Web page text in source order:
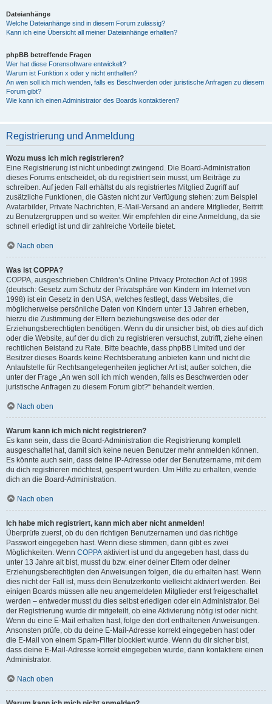
Dateianhänge
Welche Dateianhänge sind in diesem Forum zulässig?
Kann ich eine Übersicht all meiner Dateianhänge erhalten?
phpBB betreffende Fragen
Wer hat diese Forensoftware entwickelt?
Warum ist Funktion x oder y nicht enthalten?
An wen soll ich mich wenden, falls es Beschwerden oder juristische Anfragen zu diesem
Forum gibt?
Wie kann ich einen Administrator des Boards kontaktieren?
Registrierung und Anmeldung
Wozu muss ich mich registrieren?
Eine Registrierung ist nicht unbedingt zwingend. Die Board-Administration
dieses Forums entscheidet, ob du registriert sein musst, um Beiträge zu
schreiben. Auf jeden Fall erhältst du als registriertes Mitglied Zugriff auf
zusätzliche Funktionen, die Gästen nicht zur Verfügung stehen: zum Beispiel
Avatarbilder, Private Nachrichten, E-Mail-Versand an andere Mitglieder, Beitritt
zu Benutzergruppen und so weiter. Wir empfehlen dir eine Anmeldung, da sie
schnell erledigt ist und dir zahlreiche Vorteile bietet.
Nach oben
Was ist COPPA?
COPPA, ausgeschrieben Children’s Online Privacy Protection Act of 1998
(deutsch: Gesetz zum Schutz der Privatsphäre von Kindern im Internet von
1998) ist ein Gesetz in den USA, welches festlegt, dass Websites, die
möglicherweise persönliche Daten von Kindern unter 13 Jahren erheben,
hierzu die Zustimmung der Eltern beziehungsweise des oder der
Erziehungsberechtigten benötigen. Wenn du dir unsicher bist, ob dies auf dich
oder die Website, auf der du dich zu registrieren versuchst, zutrifft, ziehe einen
rechtlichen Beistand zu Rate. Bitte beachte, dass phpBB Limited und der
Besitzer dieses Boards keine Rechtsberatung anbieten kann und nicht die
Anlaufstelle für Rechtsangelegenheiten jeglicher Art ist; außer solchen, die
unter der Frage „An wen soll ich mich wenden, falls es Beschwerden oder
juristische Anfragen zu diesem Forum gibt?“ behandelt werden.
Nach oben
Warum kann ich mich nicht registrieren?
Es kann sein, dass die Board-Administration die Registrierung komplett
ausgeschaltet hat, damit sich keine neuen Benutzer mehr anmelden können.
Es könnte auch sein, dass deine IP-Adresse oder der Benutzername, mit dem
du dich registrieren möchtest, gesperrt wurden. Um Hilfe zu erhalten, wende
dich an die Board-Administration.
Nach oben
Ich habe mich registriert, kann mich aber nicht anmelden!
Überprüfe zuerst, ob du den richtigen Benutzernamen und das richtige
Passwort eingegeben hast. Wenn diese stimmen, dann gibt es zwei
Möglichkeiten. Wenn COPPA aktiviert ist und du angegeben hast, dass du
unter 13 Jahre alt bist, musst du bzw. einer deiner Eltern oder deiner
Erziehungsberechtigten den Anweisungen folgen, die du erhalten hast. Wenn
dies nicht der Fall ist, muss dein Benutzerkonto vielleicht aktiviert werden. Bei
einigen Boards müssen alle neu angemeldeten Mitglieder erst freigeschaltet
werden – entweder musst du dies selbst erledigen oder ein Administrator. Bei
der Registrierung wurde dir mitgeteilt, ob eine Aktivierung nötig ist oder nicht.
Wenn du eine E-Mail erhalten hast, folge den dort enthaltenen Anweisungen.
Ansonsten prüfe, ob du deine E-Mail-Adresse korrekt eingegeben hast oder
die E-Mail von einem Spam-Filter blockiert wurde. Wenn du dir sicher bist,
dass deine E-Mail-Adresse korrekt eingegeben wurde, dann kontaktiere einen
Administrator.
Nach oben